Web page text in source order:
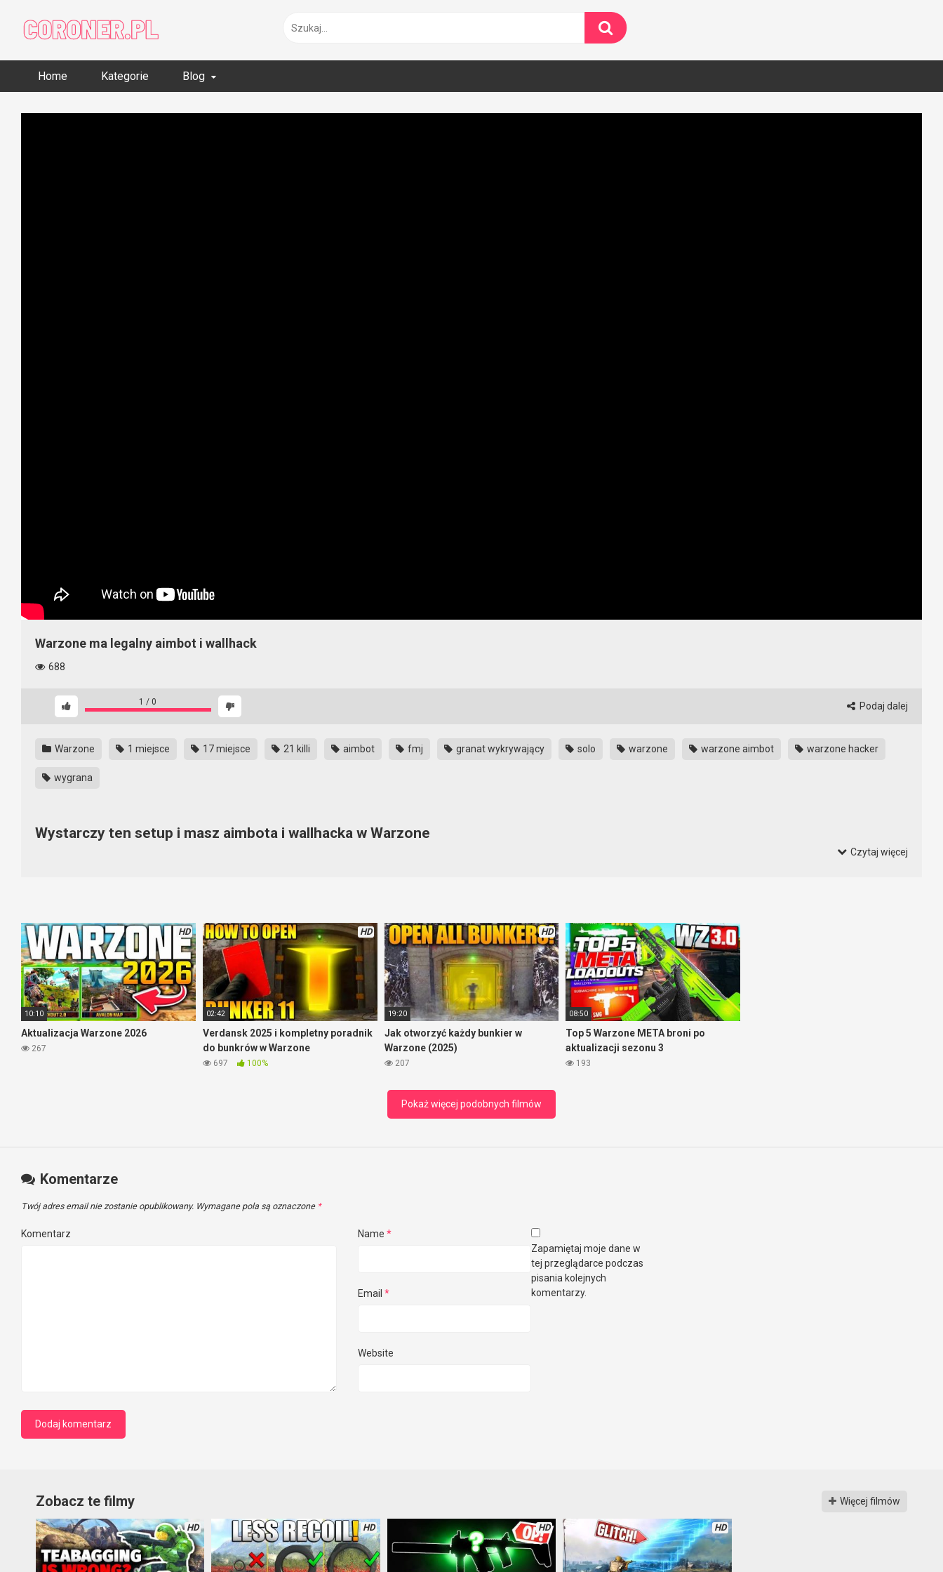
content
Home Kategorie Blog
Warzone ma legalny aimbot i wallhack
688
1 / 0 Podaj dalej
Warzone 1 miejsce 17 miejsce 21 killi aimbot fmj granat wykrywający solo warzone warzone aimbot warzone hacker
wygrana
Wystarczy ten setup i masz aimbota i wallhacka w Warzone
Czytaj więcej
HD
10:10
Aktualizacja Warzone 2026
267
HD
02:42
Verdansk 2025 i kompletny poradnik
do bunkrów w Warzone
697 100%
HD
19:20
Jak otworzyć każdy bunkier w
Warzone (2025)
207
08:50
Top 5 Warzone META broni po
aktualizacji sezonu 3
193
Pokaż więcej podobnych filmów
Komentarze
Twój adres email nie zostanie opublikowany. Wymagane pola są oznaczone *
Komentarz Name *
Email *
Website
Zapamiętaj moje dane w
tej przeglądarce podczas
pisania kolejnych
komentarzy.
Zobacz te filmy Więcej filmów
HD HD HD HD